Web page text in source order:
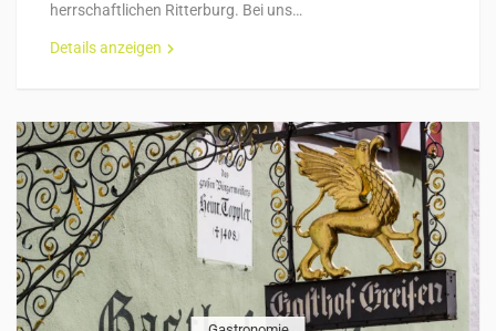
herrschaftlichen Ritterburg. Bei uns…
Details anzeigen